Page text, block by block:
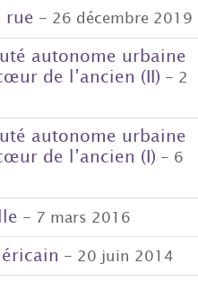
rue - 26 décembre 2019
autonome urbaine
de l’ancien (II) - 2
autonome urbaine
de l’ancien (I) - 6
- 7 mars 2016
- 20 juin 2014